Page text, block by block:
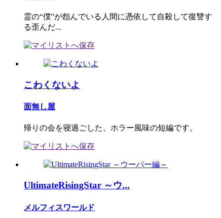
霊の“僕”が怨んでいる人間に憑依して自殺して復讐す
る歪んだ...
こわくないよ
面無し屋
帰りの会を寝過ごした、ホラー風味の短編です。
UltimateRisingStar ～ウ...
メルフィスワールド